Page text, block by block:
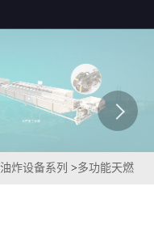
油炸设备系列 >多功能天燃